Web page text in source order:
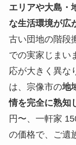
エリアや大島・
な生活環境が広
古い団地の階段
での実家じまい
応が大きく異な
は、宗像市の地
情を完全に熟知
円〜、一軒家
の価格で、ご遺